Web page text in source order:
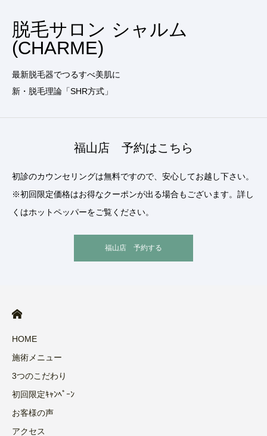
脱毛サロン シャルム
(CHARME)
最新脱毛器でつるすべ美肌に
新・脱毛理論「SHR方式」
福山店 予約はこちら
初診のカウンセリングは無料ですので、安心してお越し下さい。
※初回限定価格はお得なクーポンが出る場合もございます。詳し
くはホットペッパーをご覧ください。
福山店 予約する
HOME
施術メニュー
3つのこだわり
初回限定ｷｬﾝﾍﾟｰﾝ
お客様の声
アクセス